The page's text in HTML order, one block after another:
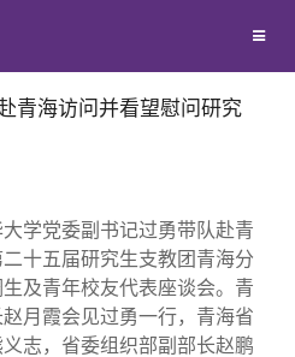
工作
会
友通讯》
华》
青海访问并看望慰问研究
大学党委副书记过勇带队赴青
十五届研究生支教团青海分
及青年校友代表座谈会。青
月霞会见过勇一行，青海省
志，省委组织部副部长赵鹏